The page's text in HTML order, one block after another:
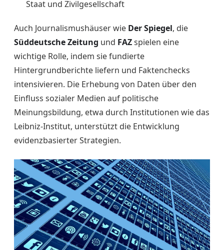
Staat und Zivilgesellschaft
Auch Journalismushäuser wie Der Spiegel, die
Süddeutsche Zeitung und FAZspielen eine
wichtige Rolle, indem sie fundierte
Hintergrundberichte liefern und Faktenchecks
intensivieren. Die Erhebung von Daten über den
Einfluss sozialer Medien auf politische
Meinungsbildung, etwa durch Institutionen wie das
Leibniz-Institut, unterstützt die Entwicklung
evidenzbasierter Strategien.